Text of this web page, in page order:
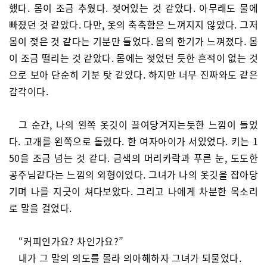
했다. 몸이 조금 추웠다. 젖어있는 것 같았다. 아무래도 물에
빠졌던 것 같았다. 다만, 옷의 축축함은 느껴지지 않았다. 그저
몸이 젖은 것 같다는 기분만 들었다. 몸의 한기가 느껴졌다. 몸
이 조금 떨리는 것 같았다. 몸에는 젖었던 듯한 흔적이 없는 것
으로 보아 단순히 기분 탓 같았다. 하지만 너무 진짜와도 같은
감각이다.
그 순간, 나의 왼쪽 옷깃이 끌여당겨지는듯한 느낌이 들었
다. 고개를 왼쪽으로 돌렸다. 한 여자아이가 서있었다. 키는 1
50을 조금 넘는 것 같다. 금색의 머리카락과 푸른 눈, 도도한
공주님같다는 느낌의 외형이었다. 그녀가 나의 옷깃을 잡아당
기며 나를 지긋이 쳐다보았다. 그리고 나에게 차분한 목소리
로 말을 걸었다.
“커피인가요? 차인가요?”
내가 그 말의 의도를 몰라 의아해하자 그녀가 되물었다.